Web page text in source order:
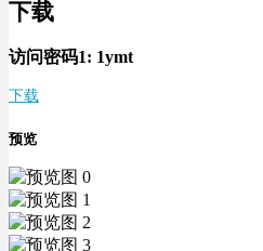
下载
访问密码1: 1ymt
下载
预览